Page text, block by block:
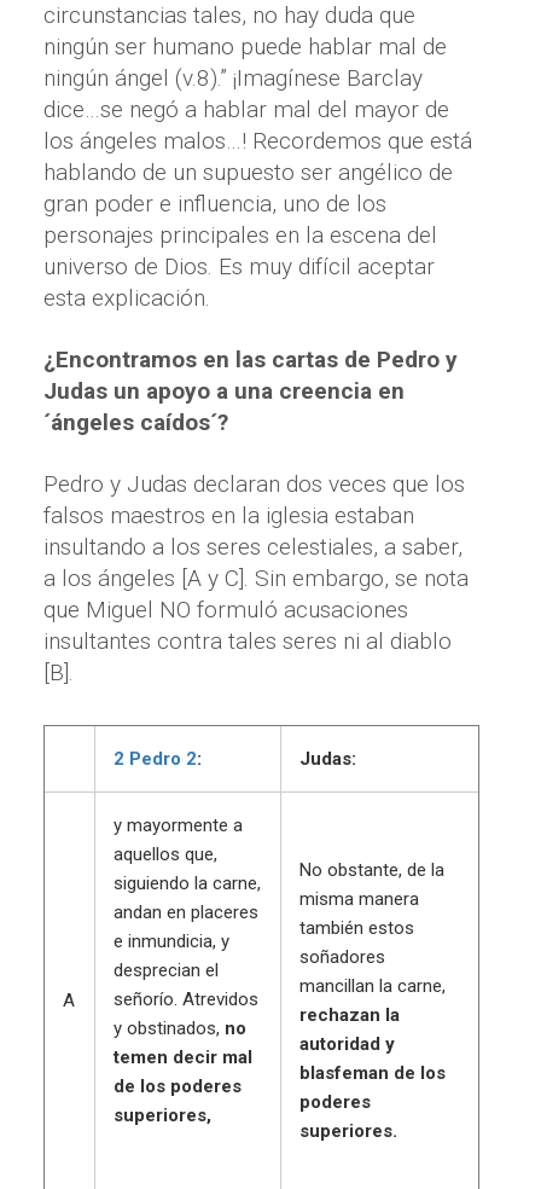
circunstancias tales, no hay duda que
ningún ser humano puede hablar mal de
ningún ángel (v.8).” ¡Imagínese Barclay
dice…se negó a hablar mal del mayor de
los ángeles malos…! Recordemos que está
hablando de un supuesto ser angélico de
gran poder e influencia, uno de los
personajes principales en la escena del
universo de Dios. Es muy difícil aceptar
esta explicación.
¿Encontramos en las cartas de Pedro y
Judas un apoyo a una creencia en
´ángeles caídos´?
Pedro y Judas declaran dos veces que los
falsos maestros en la iglesia estaban
insultando a los seres celestiales, a saber,
a los ángeles [A y C]. Sin embargo, se nota
que Miguel NO formuló acusaciones
insultantes contra tales seres ni al diablo
[B].
2 Pedro 2: Judas:
A
y mayormente a
aquellos que,
siguiendo la carne,
andan en placeres
e inmundicia, y
desprecian el
señorío. Atrevidos
y obstinados, no
temen decir mal
de los poderes
superiores,
No obstante, de la
misma manera
también estos
soñadores
mancillan la carne,
rechazan la
autoridad y
blasfeman de los
poderes
superiores.